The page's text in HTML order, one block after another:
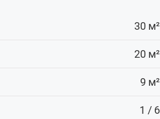
30 м²
20 м²
9 м²
1 / 6